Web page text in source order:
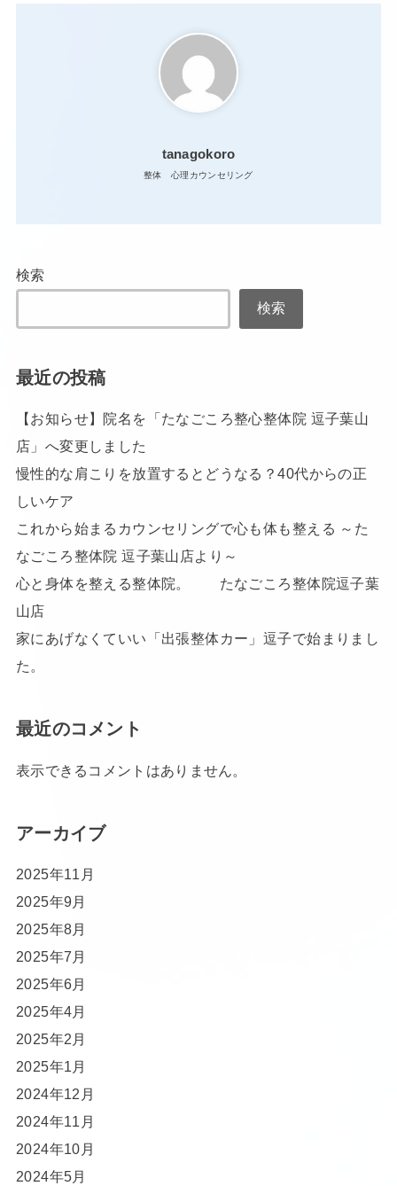
tanagokoro
整体 心理カウンセリング
検索
検索
最近の投稿
【お知らせ】院名を「たなごころ整心整体院 逗子葉山
店」へ変更しました
慢性的な肩こりを放置するとどうなる？40代からの正
しいケア
これから始まるカウンセリングで心も体も整える ～た
なごころ整体院 逗子葉山店より～
心と身体を整える整体院。 たなごころ整体院逗子葉
山店
家にあげなくていい「出張整体カー」逗子で始まりまし
た。
最近のコメント
表示できるコメントはありません。
アーカイブ
2025年11月
2025年9月
2025年8月
2025年7月
2025年6月
2025年4月
2025年2月
2025年1月
2024年12月
2024年11月
2024年10月
2024年5月